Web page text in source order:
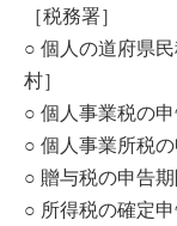
［税務署］
○ 個人の道府県
村］
○ 個人事業税の申
○ 個人事業所税の
○ 贈与税の申告
○ 所得税の確定申